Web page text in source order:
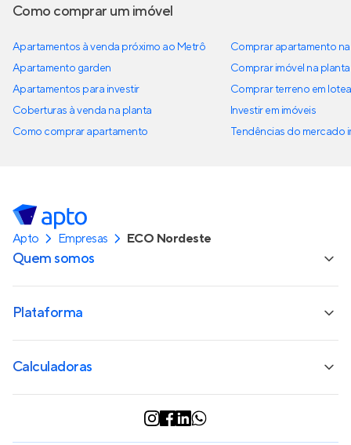
Como comprar um imóvel
Apartamentos à venda próximo ao Metrô
Apartamento garden
Apartamentos para investir
Coberturas à venda na planta
Como comprar apartamento
Comprar apartamento
Comprar imóvel na planta
Comprar terreno em
Investir em imóveis
Tendências do mercado
Apto Empresas ECO Nordeste
Quem somos
Plataforma
Calculadoras